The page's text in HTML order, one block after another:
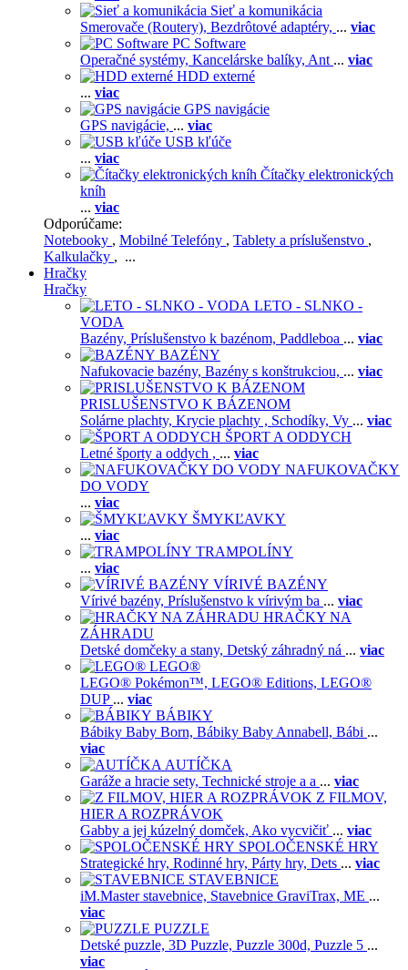
Sieť a komunikácia
Smerovače (Routery), Bezdrôtové adaptéry, ... viac
PC Software
Operačné systémy, Kancelárske balíky, Ant ... viac
HDD externé
... viac
GPS navigácie
GPS navigácie, ... viac
USB kľúče
... viac
Čítačky elektronických
kníh
... viac
Odporúčame:
Notebooky , Mobilné Telefóny , Tablety a príslušenstvo ,
Kalkulačky , ...
Hračky
Hračky
LETO - SLNKO -
VODA
Bazény, Príslušenstvo k bazénom, Paddleboa ... viac
BAZÉNY
Nafukovacie bazény, Bazény s konštrukciou, ... viac
PRISLUŠENSTVO K BÁZENOM
Solárne plachty, Krycie plachty , Schodíky, Vy ... viac
ŠPORT A ODDYCH
Letné športy a oddych , ... viac
NAFUKOVAČKY
DO VODY
... viac
ŠMYKĽAVKY
... viac
TRAMPOLÍNY
... viac
VÍRIVÉ BAZÉNY
Vírivé bazény, Príslušenstvo k vírivým ba ... viac
HRAČKY NA
ZÁHRADU
Detské domčeky a stany, Detský záhradný ná ... viac
LEGO®
LEGO® Pokémon™, LEGO® Editions, LEGO®
DUP ... viac
BÁBIKY
Bábiky Baby Born, Bábiky Baby Annabell, Bábi ...
viac
AUTÍČKA
Garáže a hracie sety, Technické stroje a a ... viac
Z FILMOV,
HIER A ROZPRÁVOK
Gabby a jej kúzelný domček, Ako vycvičiť ... viac
SPOLOČENSKÉ HRY
Strategické hry, Rodinné hry, Párty hry, Dets ... viac
STAVEBNICE
iM.Master stavebnice, Stavebnice GraviTrax, ME ...
viac
PUZZLE
Detské puzzle, 3D Puzzle, Puzzle 300d, Puzzle 5 ...
viac